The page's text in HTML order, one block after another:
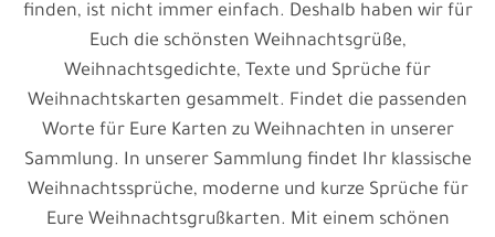
finden, ist nicht immer einfach. Deshalb haben wir für
Euch die schönsten Weihnachtsgrüße,
Weihnachtsgedichte, Texte und Sprüche für
Weihnachtskarten gesammelt. Findet die passenden
Worte für Eure Karten zu Weihnachten in unserer
Sammlung. In unserer Sammlung findet Ihr klassische
Weihnachtssprüche, moderne und kurze Sprüche für
Eure Weihnachtsgrußkarten. Mit einem schönen